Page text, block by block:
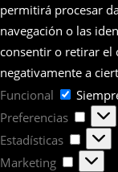
permitirá procesar
navegación o las
consentir o retirar el
negativamente a
Funcional
Preferencias
Estadísticas
Marketing